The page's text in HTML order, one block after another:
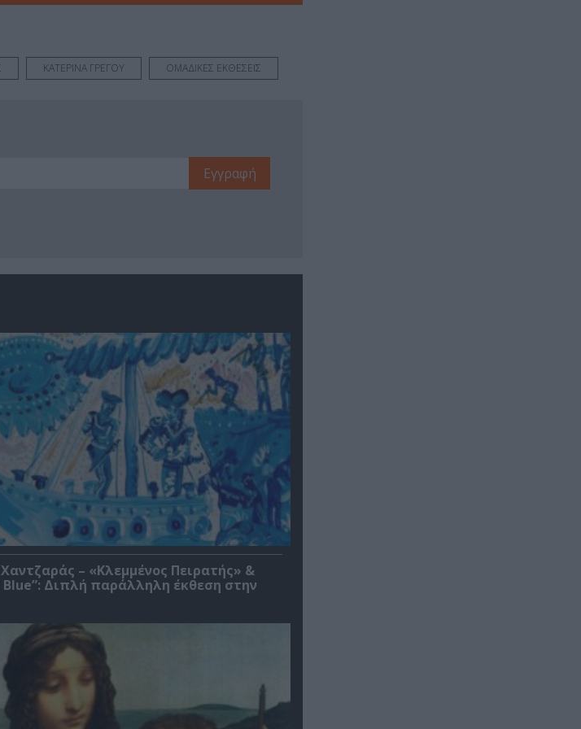
ΚΑΤΕΡΙΝΑ ΓΡΕΓΟΥ ΟΜΑΔΙΚΕΣ ΕΚΘΕΣΕΙΣ
– «Κλεμμένος Πειρατής» &
Blue”: Διπλή παράλληλη έκθεση στην